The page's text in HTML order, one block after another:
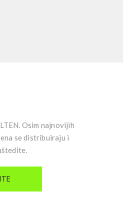
Osim najnovijih
se distribuiraju i